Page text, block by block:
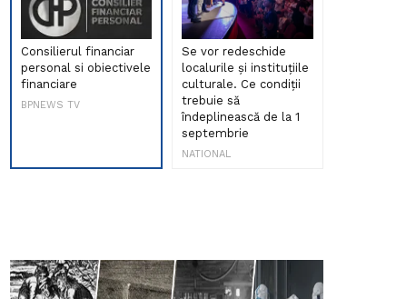
Consilierul financiar
personal si obiectivele
financiare
BPNEWS TV
Se vor redeschide
localurile și instituțiile
culturale. Ce condiții
trebuie să
îndeplinească de la 1
septembrie
NATIONAL